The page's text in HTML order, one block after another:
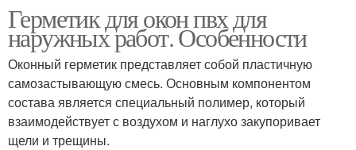
Герметик для окон пвх для
наружных работ. Особенности
Оконный герметик представляет собой пластичную
самозастывающую смесь. Основным компонентом
состава является специальный полимер, который
взаимодействует с воздухом и наглухо закупоривает
щели и трещины.